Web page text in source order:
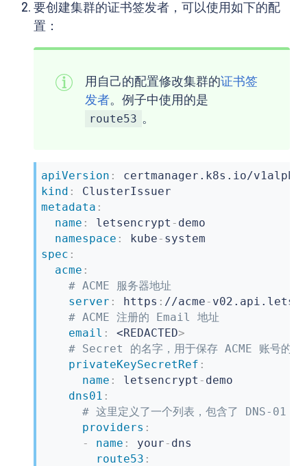
要创建集群的证书签发者，可以使用如下的配
置：
用自己的配置修改集群的证书签
发者。例子中使用的是
route53 。
apiVersion :
kind :
metadata :
name : letsencrypt - demo
namespace : kube -
spec :
acme :
# ACME 服务器地址
server : https : //acme -
# ACME 注册的 Email 地址
email : <REDACTED>
# Secret 的名字，用于保存 ACME 账号的私
privateKeySecretRef :
name : letsencrypt - demo
dns01 :
# 这里定义了一个列表，包含了 DNS-01
providers :
-
name : your - dns
route53 :